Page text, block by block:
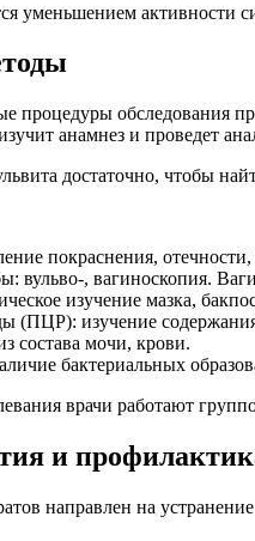
уменьшением активности
процедуры обследования
анамнез и проведет
достаточно, чтобы
покраснения,
вульво-, вагиноскопия.
изучение мазка,
(ПЦР): изучение
состава мочи, крови.
бактериальных
врачи работают
и
направлен на